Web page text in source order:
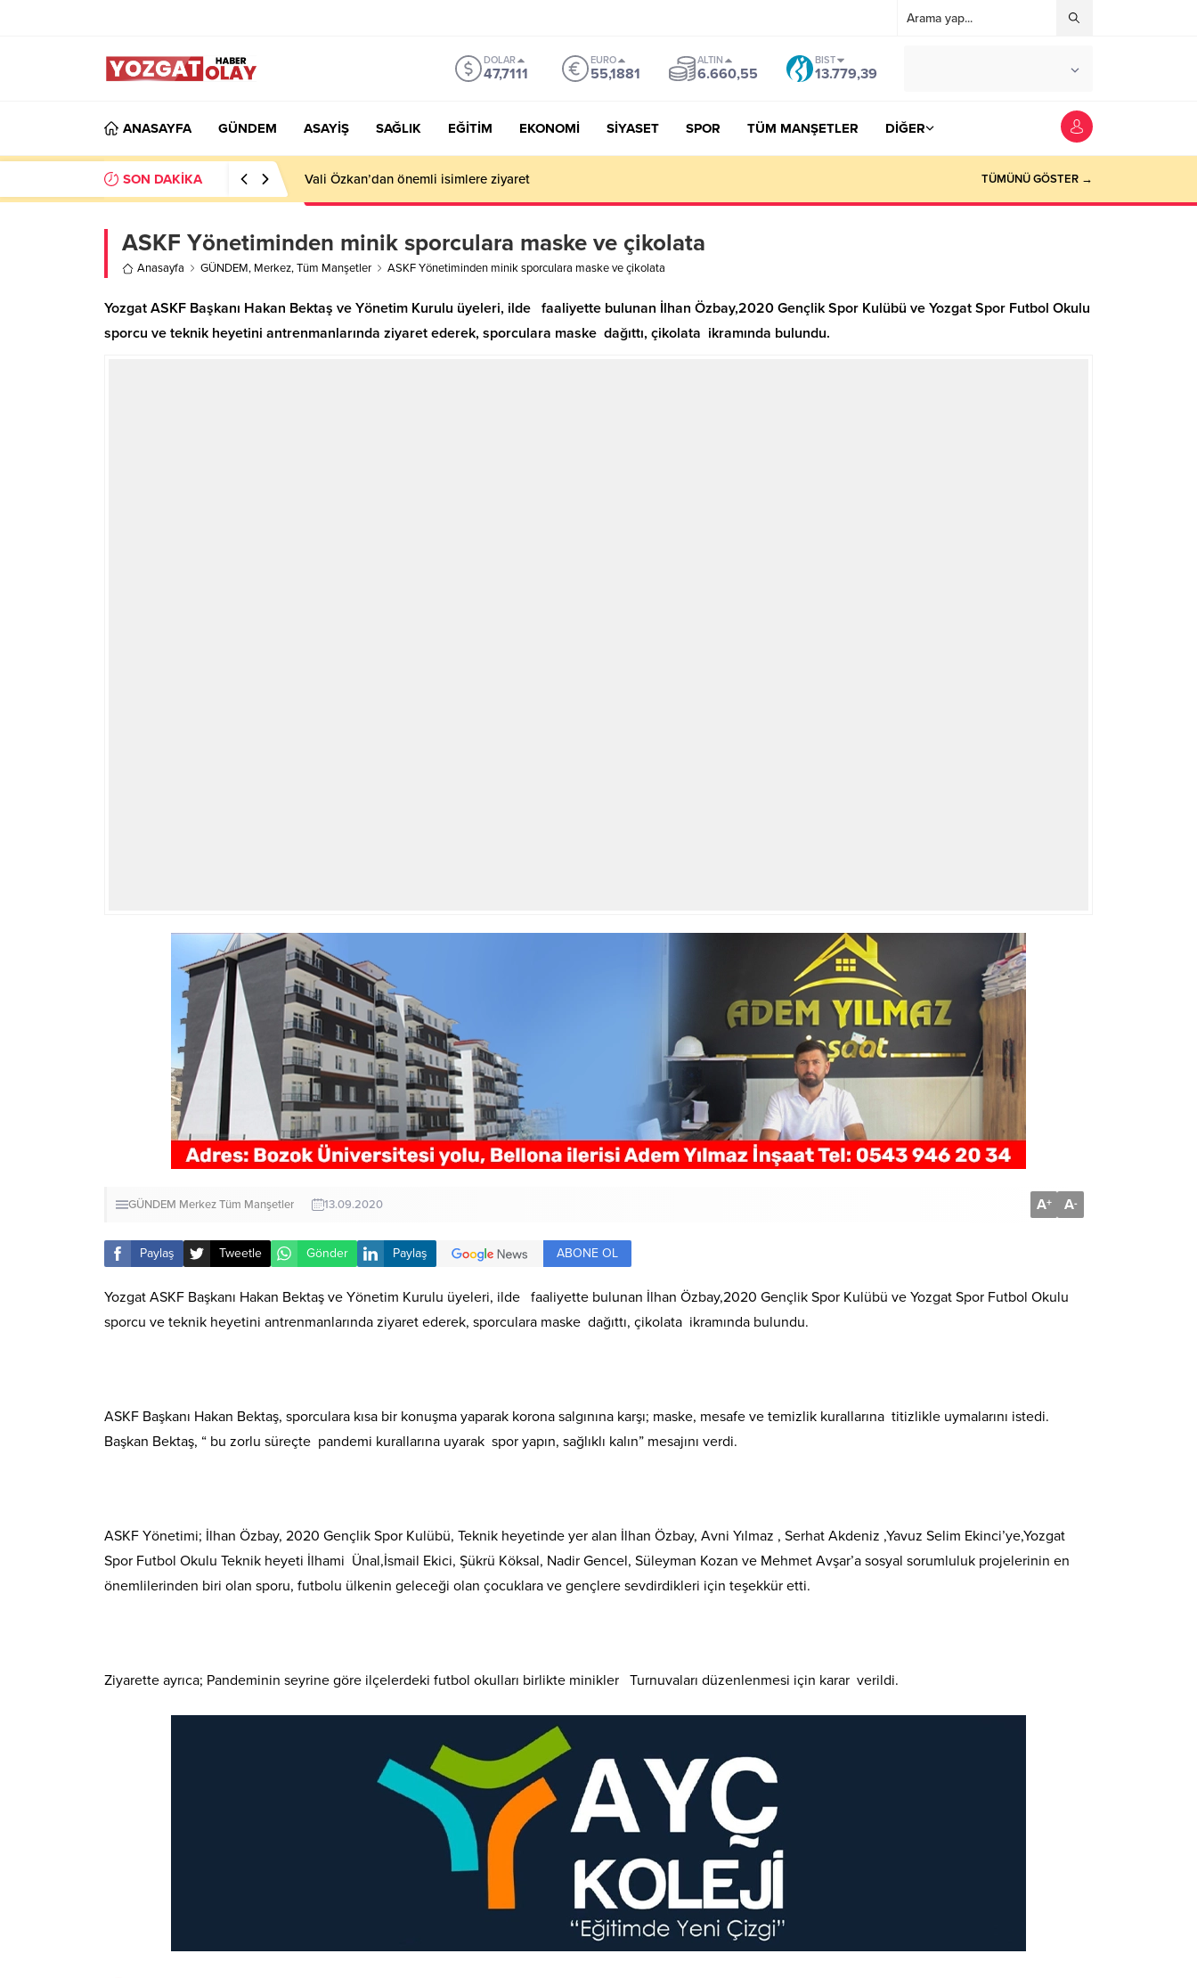
DOLAR
47,7111
EURO
55,1881
ALTIN
6.660,55
BIST
13.779,39
ANASAYFA GÜNDEM ASAYİŞ SAĞLIK EĞİTİM EKONOMİ SİYASET SPOR TÜM MANŞETLER DİĞER
SON DAKİKA Vali Özkan’dan önemli isimlere ziyaret TÜMÜNÜ GÖSTER →
ASKF Yönetiminden minik sporculara maske ve çikolata
Anasayfa GÜNDEM, Merkez,Tüm Manşetler ASKF Yönetiminden minik sporculara maske ve çikolata
Yozgat ASKF Başkanı Hakan Bektaş ve Yönetim Kurulu üyeleri, ilde faaliyette bulunan İlhan Özbay,2020 Gençlik Spor Kulübü ve Yozgat Spor Futbol Okulu
sporcu ve teknik heyetini antrenmanlarında ziyaret ederek, sporculara maske dağıttı, çikolata ikramında bulundu.
GÜNDEM MerkezTüm Manşetler 13.09.2020 A+ A-
Paylaş Tweetle Gönder Paylaş ABONE OL
Yozgat ASKF Başkanı Hakan Bektaş ve Yönetim Kurulu üyeleri, ilde faaliyette bulunan İlhan Özbay,2020 Gençlik Spor Kulübü ve Yozgat Spor Futbol Okulu
sporcu ve teknik heyetini antrenmanlarında ziyaret ederek, sporculara maske dağıttı, çikolata ikramında bulundu.
ASKF Başkanı Hakan Bektaş, sporculara kısa bir konuşma yaparak korona salgınına karşı; maske, mesafe ve temizlik kurallarına titizlikle uymalarını istedi.
Başkan Bektaş, “ bu zorlu süreçte pandemi kurallarına uyarak spor yapın, sağlıklı kalın” mesajını verdi.
ASKF Yönetimi; İlhan Özbay, 2020 Gençlik Spor Kulübü, Teknik heyetinde yer alan İlhan Özbay, Avni Yılmaz , Serhat Akdeniz ,Yavuz Selim Ekinci’ye,Yozgat
Spor Futbol Okulu Teknik heyeti İlhami Ünal,İsmail Ekici, Şükrü Köksal, Nadir Gencel, Süleyman Kozan ve Mehmet Avşar’a sosyal sorumluluk projelerinin en
önemlilerinden biri olan sporu, futbolu ülkenin geleceği olan çocuklara ve gençlere sevdirdikleri için teşekkür etti.
Ziyarette ayrıca; Pandeminin seyrine göre ilçelerdeki futbol okulları birlikte minikler Turnuvaları düzenlenmesi için karar verildi.